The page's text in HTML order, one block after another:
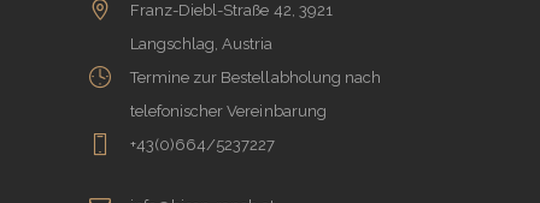
Franz-Diebl-Straße 42, 3921
Langschlag, Austria
Termine zur Bestellabholung nach
telefonischer Vereinbarung
+43(0)664/5237227